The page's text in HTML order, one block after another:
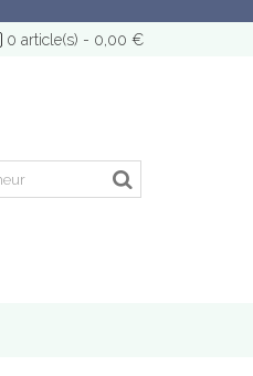
0 article(s) - 0,00 €